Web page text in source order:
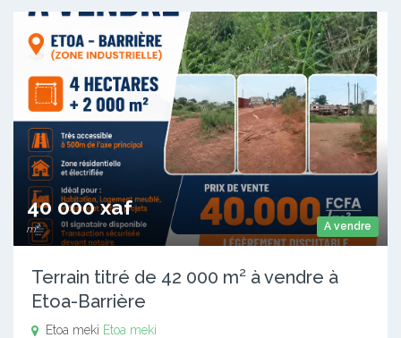
A vendre
40 000 xaf
m²
Terrain titré de 42 000 m² à vendre à
Etoa-Barrière
Etoa meki Etoa meki